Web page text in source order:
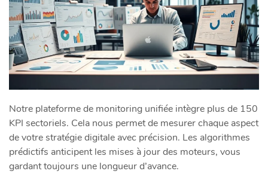
Notre plateforme de monitoring unifiée intègre plus de 150
KPI sectoriels. Cela nous permet de mesurer chaque aspect
de votre stratégie digitale avec précision. Les algorithmes
prédictifs anticipent les mises à jour des moteurs, vous
gardant toujours une longueur d’avance.